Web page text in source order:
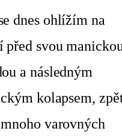
dnes ohlížím na
před svou
a následným
kolapsem,
varovných